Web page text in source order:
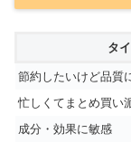
タ
節約したいけど品質
忙しくてまとめ買い
成分・効果に敏感